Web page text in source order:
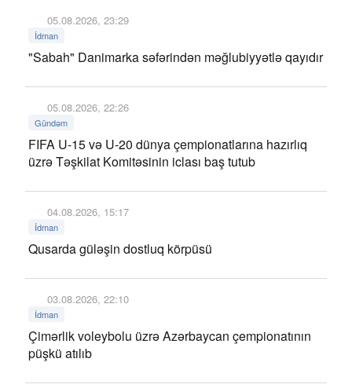
05.08.2026, 23:29
İdman
"Sabah" Danimarka səfərindən məğlubiyyətlə qayıdır
05.08.2026, 22:26
Gündəm
FIFA U-15 və U-20 dünya çempionatlarına hazırlıq
üzrə Təşkilat Komitəsinin iclası baş tutub
04.08.2026, 15:17
İdman
Qusarda güləşin dostluq körpüsü
03.08.2026, 22:10
İdman
Çimərlik voleybolu üzrə Azərbaycan çempionatının
püşkü atılıb